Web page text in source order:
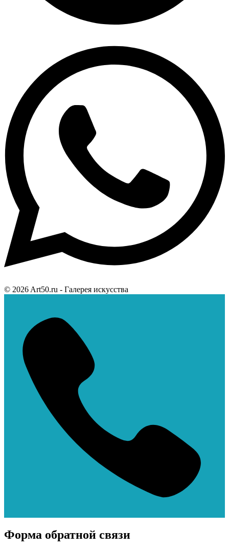
© 2026 Art50.ru - Галерея искусства
Форма обратной связи